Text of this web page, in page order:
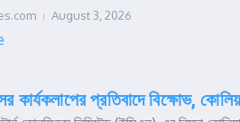
August 3, 2026
প্রতিবাদে বিক্ষোভ,